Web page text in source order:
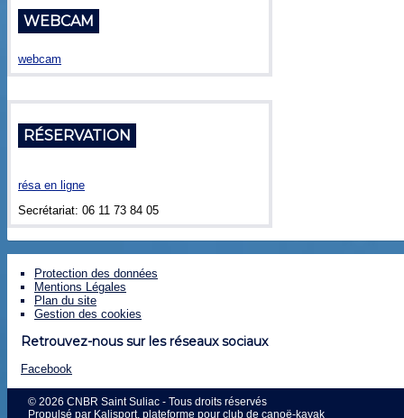
WEBCAM
webcam
RÉSERVATION
résa en ligne
Secrétariat: 06 11 73 84 05
Protection des données
Mentions Légales
Plan du site
Gestion des cookies
Retrouvez-nous sur les réseaux sociaux
Facebook
© 2026 CNBR Saint Suliac - Tous droits réservés
Propulsé par Kalisport, plateforme pour club de canoë-kayak